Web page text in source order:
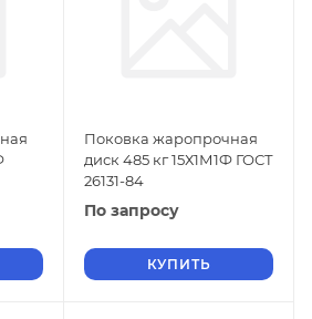
Поковка жаропрочная
диск 485 кг 15Х1М1Ф ГОСТ
26131-84
По запросу
КУПИТЬ